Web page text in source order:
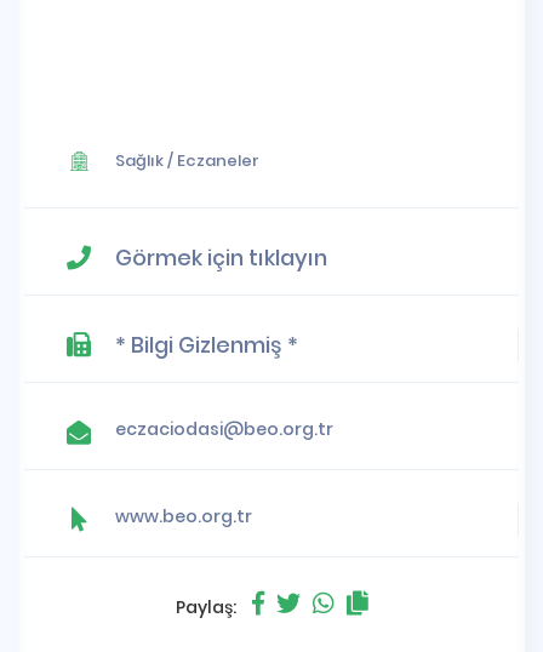
Sağlık/ Eczaneler
Görmek için tıklayın
* Bilgi Gizlenmiş *
eczaciodasi@beo.org.tr
www.beo.org.tr
Paylaş: